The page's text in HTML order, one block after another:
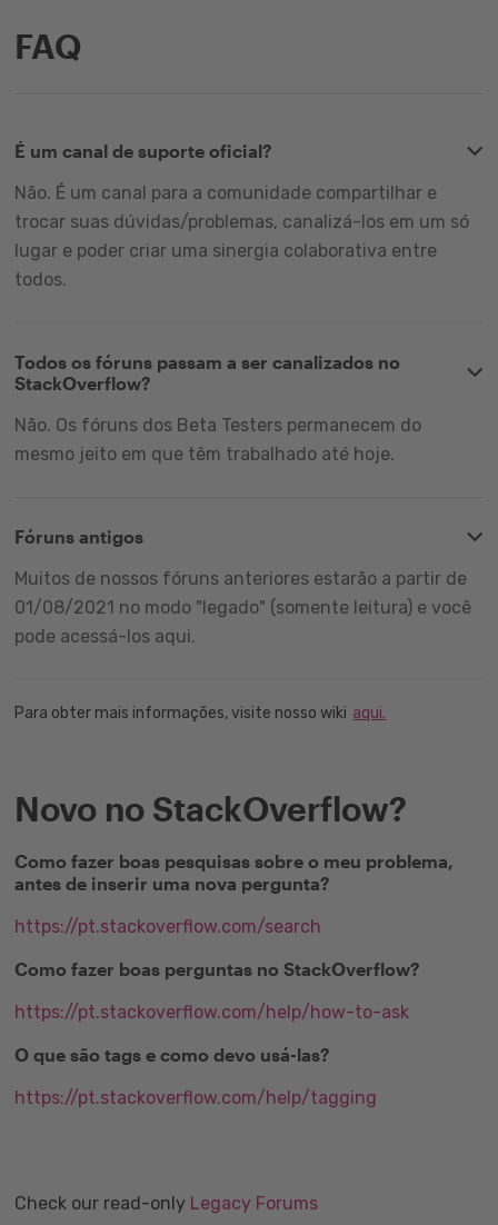
FAQ
É um canal de suporte oficial?
Não. É um canal para a comunidade compartilhar e
trocar suas dúvidas/problemas, canalizá-los em um só
lugar e poder criar uma sinergia colaborativa entre
todos.
Todos os fóruns passam a ser canalizados no
StackOverflow?
Não. Os fóruns dos Beta Testers permanecem do
mesmo jeito em que têm trabalhado até hoje.
Fóruns antigos
Muitos de nossos fóruns anteriores estarão a partir de
01/08/2021 no modo "legado" (somente leitura) e você
pode acessá-los aqui.
Para obter mais informações, visite nosso wiki aqui.
Novo no StackOverflow?
Como fazer boas pesquisas sobre o meu problema,
antes de inserir uma nova pergunta?
https://pt.stackoverflow.com/search
Como fazer boas perguntas no StackOverflow?
https://pt.stackoverflow.com/help/how-to-ask
O que são tags e como devo usá-las?
https://pt.stackoverflow.com/help/tagging
Check our read-only Legacy Forums